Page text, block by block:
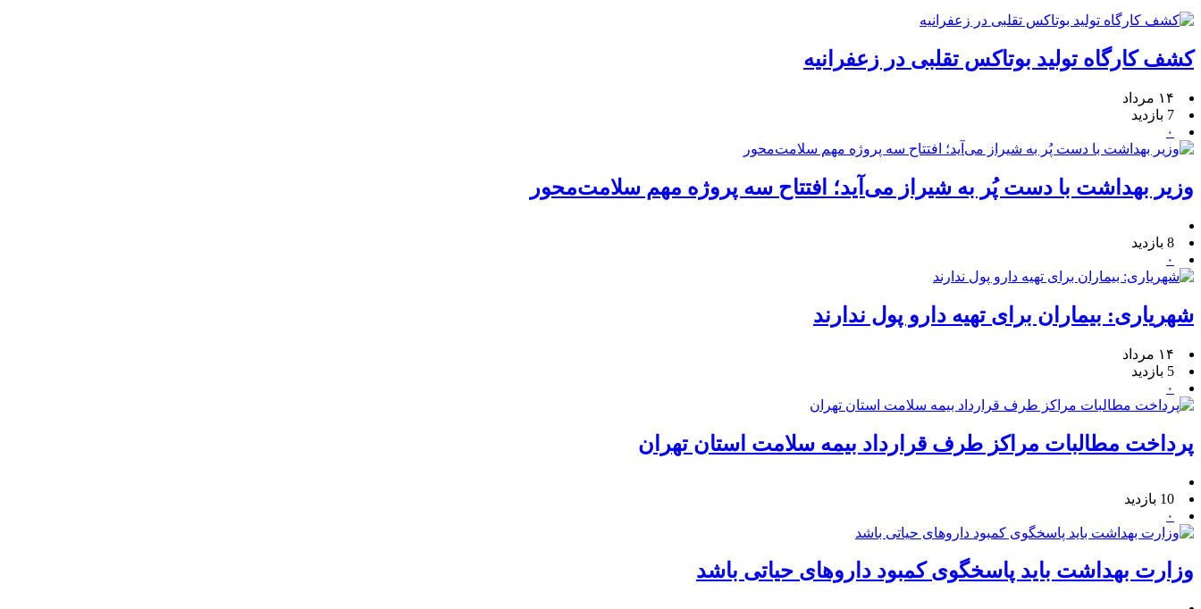
کشف کارگاه تولید بوتاکس تقلبی در زعفرانیه
۱۴ مرداد
7 بازدید
۰
وزیر بهداشت با دست پُر به شیراز می‌آید؛ افتتاح سه پروژه مهم سلامت‌محور
8 بازدید
۰
شهریاری: بیماران برای تهیه دارو پول ندارند
۱۴ مرداد
5 بازدید
۰
پرداخت مطالبات مراکز طرف قرارداد بیمه سلامت استان تهران
10 بازدید
۰
وزارت بهداشت باید پاسخگوی کمبود داروهای حیاتی باشد